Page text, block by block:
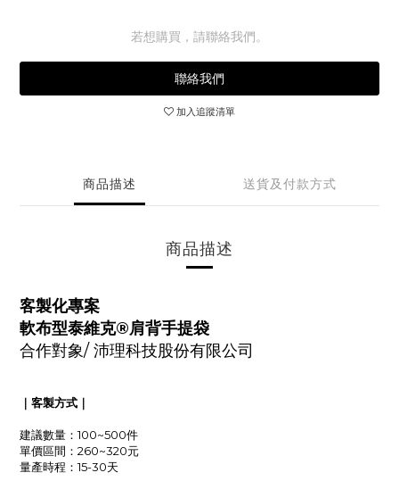
若想購買，請聯絡我們。
聯絡我們
加入追蹤清單
商品描述 送貨及付款方式
商品描述
客製化專案
軟布型泰維克®肩背手提袋
合作對象/ 沛理科技股份有限公司
｜客製方式｜
建議數量：100~500件
單價區間：260~320元
量產時程：15-30天